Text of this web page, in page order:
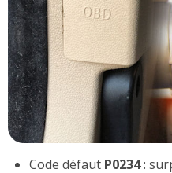
Code défaut P0234: